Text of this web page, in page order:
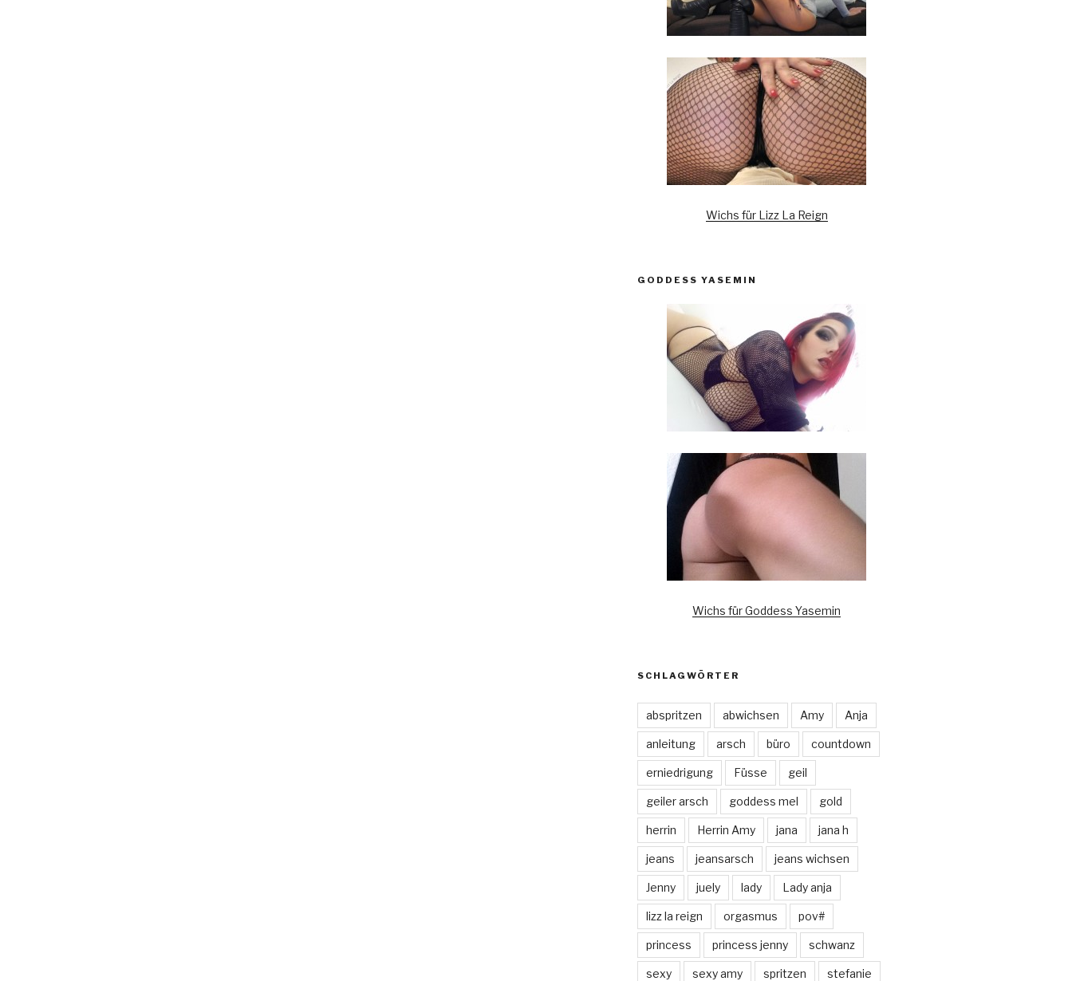
Wichs für Lizz La Reign
GODDESS YASEMIN
Wichs für Goddess Yasemin
SCHLAGWÖRTER
abspritzen abwichsen Amy Anja
anleitung arsch büro countdown
erniedrigung Füsse geil
geiler arsch goddess mel gold
herrin Herrin Amy jana jana h
jeans jeansarsch jeans wichsen
Jenny juely lady Lady anja
lizz la reign orgasmus pov#
princess princess jenny schwanz
sexy sexy amy spritzen stefanie